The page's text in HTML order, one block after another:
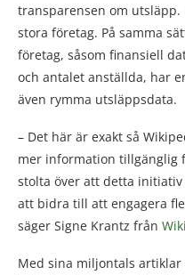
transparensen om
stora företag. På samma
företag, såsom finansiell
och antalet anställda, har
även rymma utsläppsdata.
– Det här är exakt så
mer information tillgänglig
stolta över att detta
att bidra till att engagera
säger Signe Krantz från
Med sina miljontals